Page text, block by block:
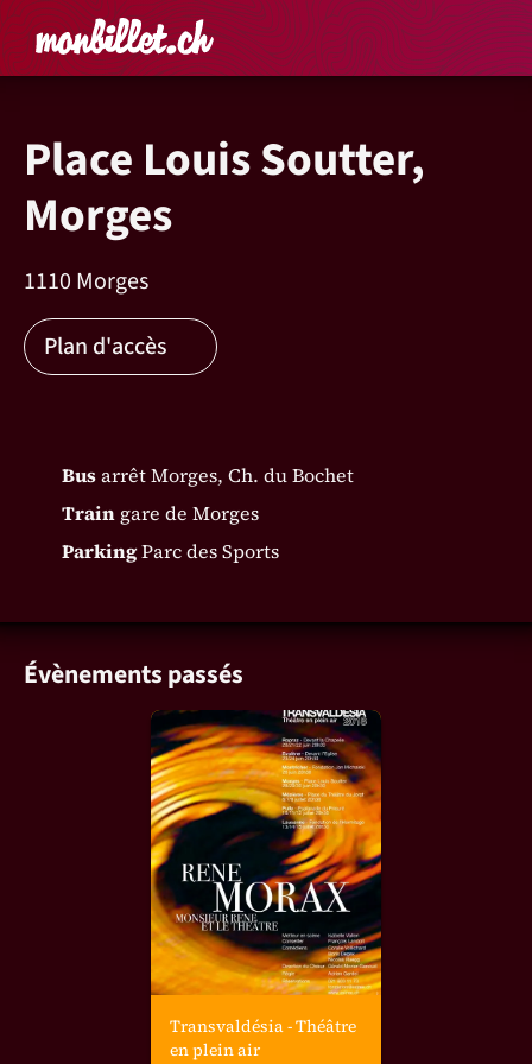
Accueil Rechercher un
Panier
Place Louis Soutter,
Morges
1110 Morges
Plan d'accès
Busarrêt Morges, Ch. du Bochet
Train gare de Morges
ParkingParc des Sports
Évènements passés
Transvaldésia - Théâtre
en plein air